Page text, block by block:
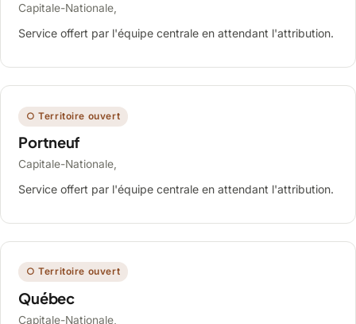
Capitale-Nationale,
Service offert par l'équipe centrale en attendant l'attribution.
○ Territoire ouvert
Portneuf
Capitale-Nationale,
Service offert par l'équipe centrale en attendant l'attribution.
○ Territoire ouvert
Québec
Capitale-Nationale,